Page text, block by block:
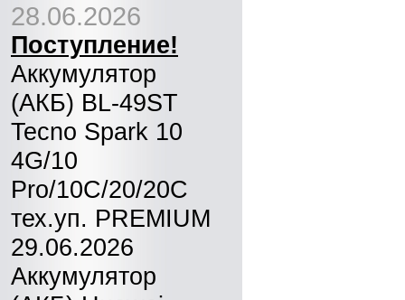
28.06.2026
Поступление!
Аккумулятор
(АКБ) BL-49ST
Tecno Spark 10
4G/10
Pro/10C/20/20C
тех.уп. PREMIUM
29.06.2026
Аккумулятор